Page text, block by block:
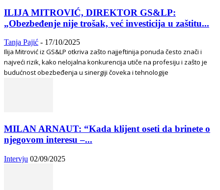
ILIJA MITROVIĆ, DIREKTOR GS&LP:
„Obezbeđenje nije trošak, već investicija u zaštitu...
Tanja Pajić - 17/10/2025
Ilija Mitrović iz GS&LP otkriva zašto najjeftinija ponuda često znači i
najveći rizik, kako nelojalna konkurencija utiče na profesiju i zašto je
budućnost obezbeđenja u sinergiji čoveka i tehnologije
MILAN ARNAUT: “Kada klijent oseti da brinete o
njegovom interesu –...
Intervju 02/09/2025